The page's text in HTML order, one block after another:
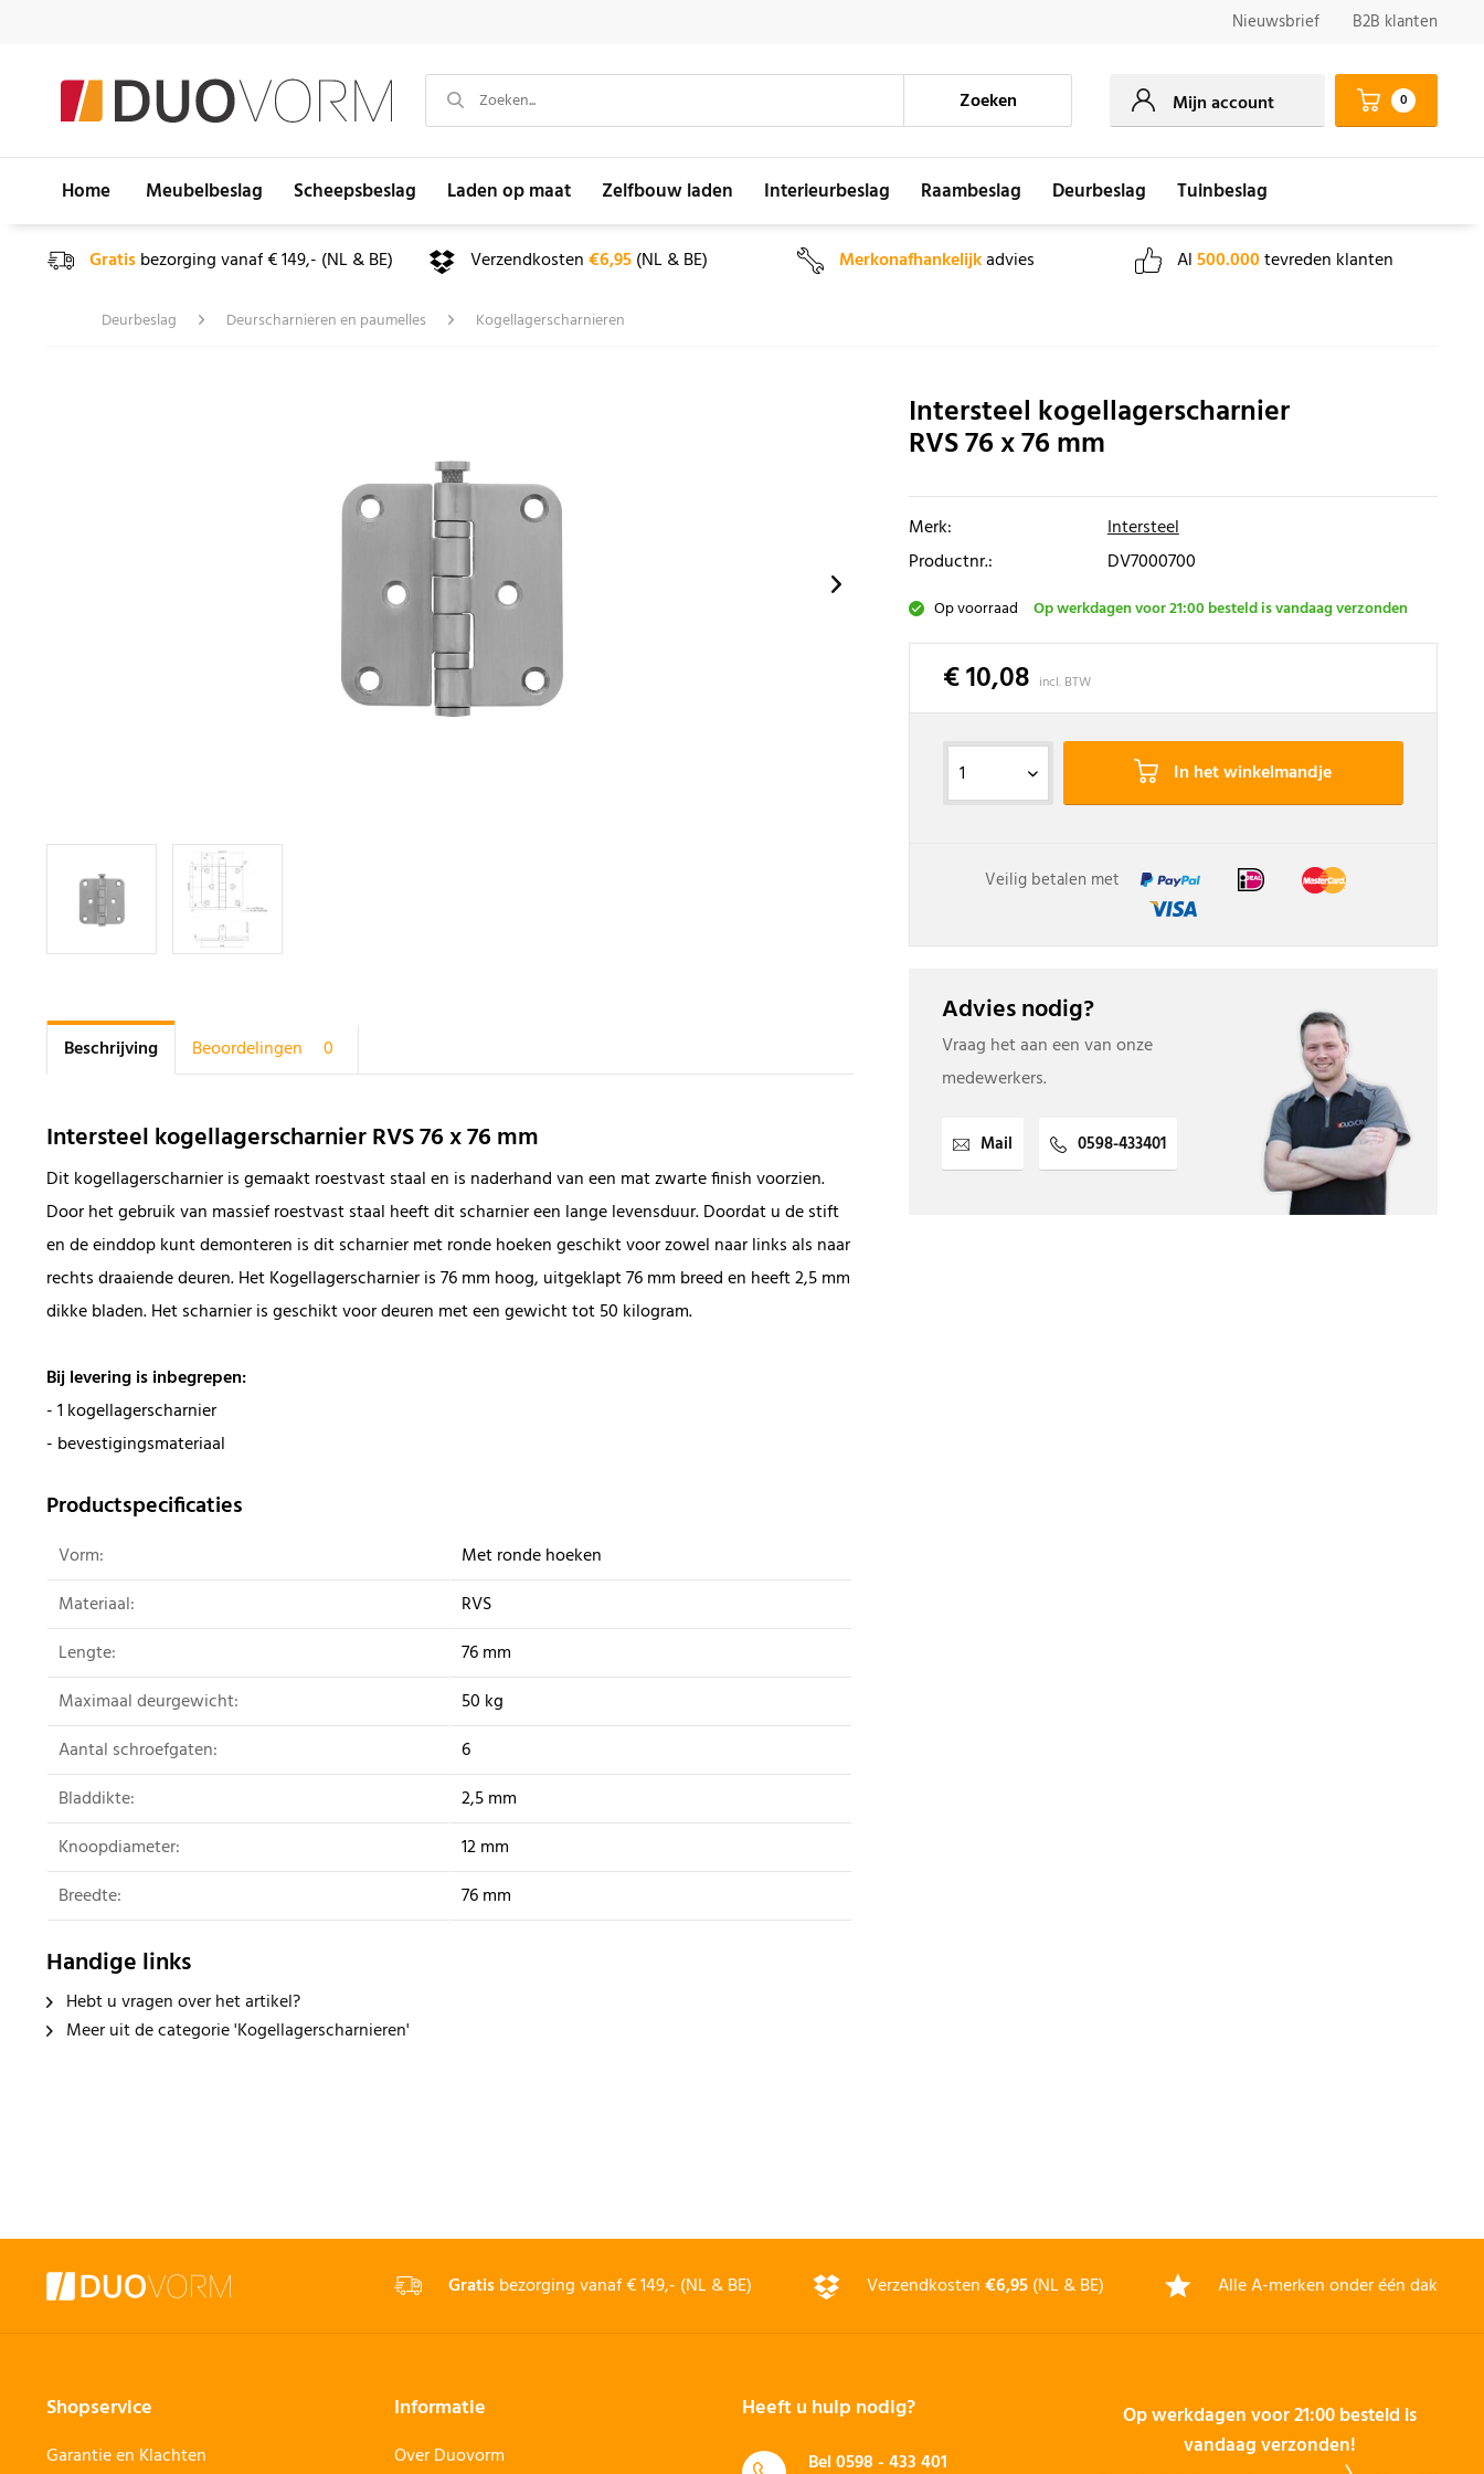
Nieuwsbrief B2B klanten
Zoeken Mijn account 0
Home Meubelbeslag Scheepsbeslag Laden op maat Zelfbouw laden Interieurbeslag Raambeslag Deurbeslag Tuinbeslag
Gratisbezorging vanaf € 149,- (NL & BE) Verzendkosten€6,95(NL & BE) Merkonafhankelijkadvies Al500.000tevreden klanten
Deurbeslag Deurscharnieren en paumelles Kogellagerscharnieren
Intersteel kogellagerscharnier
RVS 76 x 76 mm
Beschrijving Beoordelingen 0
Intersteel kogellagerscharnier RVS 76 x 76 mm
Dit kogellagerscharnier is gemaakt roestvast staal en is naderhand van een mat zwarte finish voorzien.
Door het gebruik van massief roestvast staal heeft dit scharnier een lange levensduur. Doordat u de stift
en de einddop kunt demonteren is dit scharnier met ronde hoeken geschikt voor zowel naar links als naar
rechts draaiende deuren. Het Kogellagerscharnier is 76 mm hoog, uitgeklapt 76 mm breed en heeft 2,5 mm
dikke bladen. Het scharnier is geschikt voor deuren met een gewicht tot 50 kilogram.
Bij levering is inbegrepen:
- 1 kogellagerscharnier
- bevestigingsmateriaal
Productspecificaties
Vorm:
Met ronde hoeken
Materiaal:
RVS
Lengte:
76 mm
Maximaal deurgewicht:
50 kg
Aantal schroefgaten:
6
Bladdikte:
2,5 mm
Knoopdiameter:
12 mm
Breedte:
76 mm
Handige links
Hebt u vragen over het artikel?
Meer uit de categorie 'Kogellagerscharnieren'
Merk:
Intersteel
Productnr.:
DV7000700
Op voorraad Op werkdagen voor 21:00 besteld is vandaag verzonden
€ 10,08 incl. BTW
In het winkelmandje
Veilig betalen met
Advies nodig?
Vraag het aan een van onze
medewerkers.
Mail 0598-433401
Gratisbezorging vanaf € 149,- (NL & BE) Verzendkosten€6,95(NL & BE) Alle A-merken onder één dak
Shopservice
Garantie en Klachten
Informatie
Over Duovorm
Heeft u hulp nodig?
Bel0598 - 433 401
Op werkdagen voor 21:00 besteld is
vandaag verzonden!